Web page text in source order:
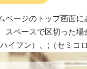
ページのトップ画面に
スペースで区切った
イフン）、;（セミコ